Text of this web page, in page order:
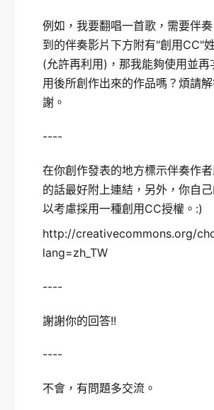
例如，我要翻唱一首歌，需要伴
到的伴奏影片下方附有"創用CC"
(允許再利用)，那我能夠使用並再
用後所創作出來的作品嗎？煩請
謝。
----
在你創作發表的地方標示伴奏作
的話最好附上連結，另外，你自
以考慮採用一種創用CC授權。:)
http://creativecommons.org/
lang=zh_TW
----
謝謝你的回答!!
----
不會，有問題多交流。